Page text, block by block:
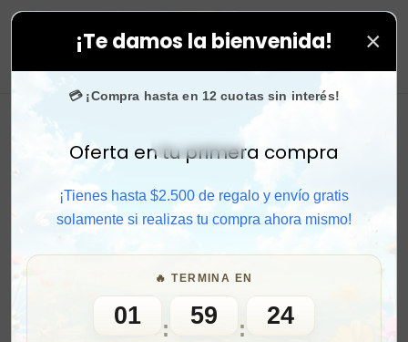
¡Te damos la bienvenida! ×
💳 ¡Compra hasta en 12 cuotas sin interés!
Activar sonido
Oferta en tu primera compra
¡Tienes hasta $2.500 de regalo y envío gratis
solamente si realizas tu compra ahora mismo!
🔥 TERMINA EN
01 : 59 : 22
🚚 Envío gratis + 🎁 cupones de regalo para